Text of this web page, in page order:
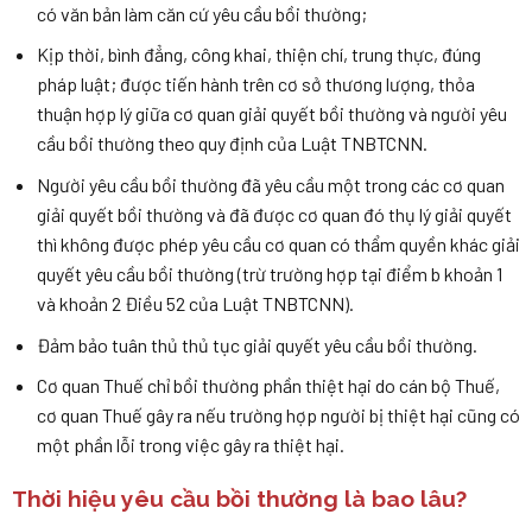
có văn bản làm căn cứ yêu cầu bồi thường;
Kịp thời, bình đẳng, công khai, thiện chí, trung thực, đúng
pháp luật; được tiến hành trên cơ sở thương lượng, thỏa
thuận hợp lý giữa cơ quan giải quyết bồi thường và người yêu
cầu bồi thường theo quy định của Luật TNBTCNN.
Người yêu cầu bồi thường đã yêu cầu một trong các cơ quan
giải quyết bồi thường và đã được cơ quan đó thụ lý giải quyết
thì không được phép yêu cầu cơ quan có thẩm quyền khác giải
quyết yêu cầu bồi thường (trừ trường hợp tại điểm b khoản 1
và khoản 2 Điều 52 của Luật TNBTCNN).
Đảm bảo tuân thủ thủ tục giải quyết yêu cầu bồi thường.
Cơ quan Thuế chỉ bồi thường phần thiệt hại do cán bộ Thuế,
cơ quan Thuế gây ra nếu trường hợp người bị thiệt hại cũng có
một phần lỗi trong việc gây ra thiệt hại.
Thời hiệu yêu cầu bồi thường là bao lâu?